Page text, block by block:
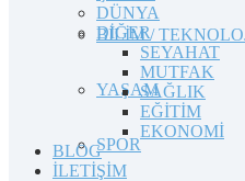
BİLİM /
YAŞAM
SPOR
DÜNYA
DİĞER
SEYAHAT
MUTFAK
SAĞLIK
EĞİTİM
EKONOMİ
BLOG
İLETİŞİM